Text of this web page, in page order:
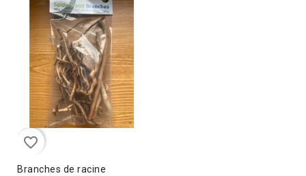
favorite_border
Branches de racine